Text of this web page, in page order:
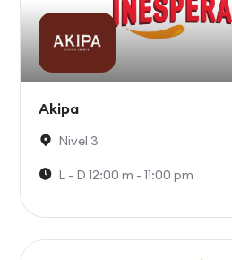
Akipa
Nivel 3
L - D 12:00 m - 11:00 pm